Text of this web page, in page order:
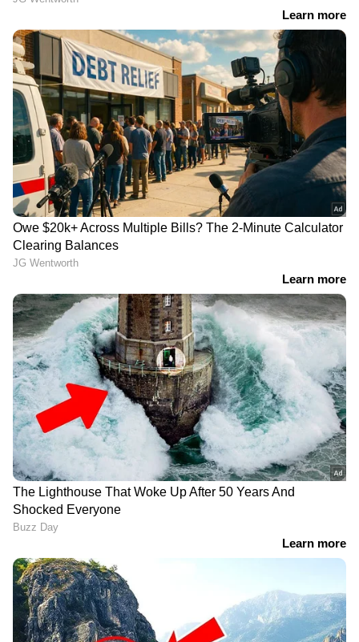
ലോട്ടറി വകുപ്പ്. അതോടൊപ്പം തന്നെ ടിക്കറ്റ്
വില വർദ്ധിപ്പിക്കുന്നത് സ്ഥിരം ലോട്ടറി
എടുക്കുന്ന സാധാരണക്കാരെ
ബുദ്ധിമുട്ടിലാക്കുമെന്ന ആശങ്കയും
ഉയരുന്നുണ്ട്.
LATEST VIDEOS
നാടകീയ നീക്കങ്ങൾക്കൊടുവിൽ
അർജുൻ ആയങ്കി അറസ്റ്റിൽ;
പ്രതിയിലേക്കെത്താൻ സഹായിച്ചത്
ഓട്ടോ ‍ഡ്രൈവർ
കണ്ണൂര്‍ സൈബര്‍ പൊലീസ്
സ്റ്റേഷന്റെ സുരക്ഷ കൂട്ടി;
ഉടൻ ഹാജരാക്കും